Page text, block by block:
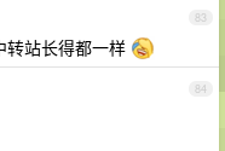
83
转站长得都一样
84